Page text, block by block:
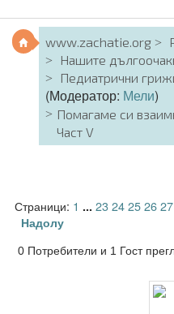
www.zachatie.org
Нашите
Педиатрични
(Модератор: Мели)
Помагаме си
Част V
Страници: 1 ... 2324252627
Надолу
0 Потребители и 1 Гост